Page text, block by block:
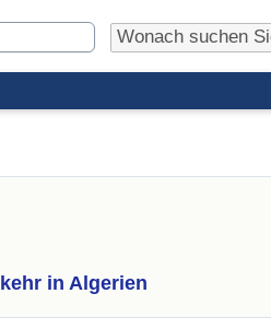
in Algerien